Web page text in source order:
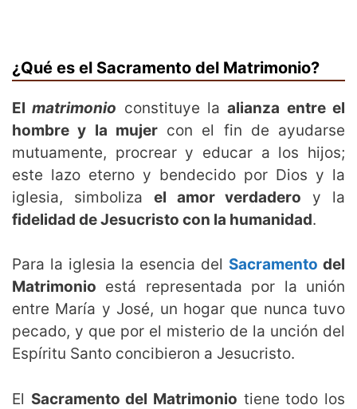
¿Qué es el Sacramento del Matrimonio?
Elmatrimonio constituye laalianza entre el
hombre y la mujercon el fin de ayudarse
mutuamente, procrear y educar a los hijos;
este lazo eterno y bendecido por Dios y la
iglesia, simboliza el amor verdadero y la
fidelidad de Jesucristo con la humanidad.
Para la iglesia la esencia del Sacramento del
Matrimonio está representada por la unión
entre María y José, un hogar que nunca tuvo
pecado, y que por el misterio de la unción del
Espíritu Santo concibieron a Jesucristo.
El Sacramento del Matrimonio tiene todo los